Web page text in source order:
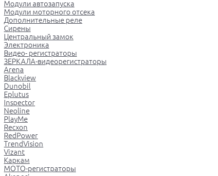
Модули автозапуска
Модули моторного отсека
Дополнительные реле
Сирены
Центральный замок
Электроника
Видео- регистраторы
ЗЕРКАЛА-видеорегистраторы
Arena
Blackview
Dunobil
Eplutus
Inspector
Neoline
PlayMe
Recxon
RedPower
TrendVision
Vizant
Каркам
МОТО-регистраторы